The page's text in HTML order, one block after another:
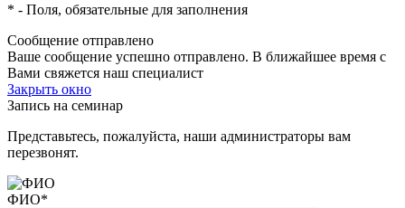
* - Поля, обязательные для заполнения
Сообщение отправлено
Ваше сообщение успешно отправлено. В ближайшее время с
Вами свяжется наш специалист
Закрыть окно
Запись на семинар
Представьтесь, пожалуйста, наши администраторы вам
перезвонят.
ФИО*